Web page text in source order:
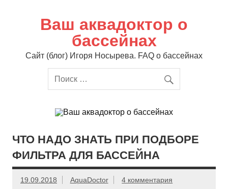
содержимомуВаш аквадоктор о
бассейнах
Сайт (блог) Игоря Носырева. FAQ о бассейнах
ЧТО НАДО ЗНАТЬ ПРИ ПОДБОРЕ
ФИЛЬТРА ДЛЯ БАССЕЙНА
19.09.2018 AquaDoctor 4 комментария